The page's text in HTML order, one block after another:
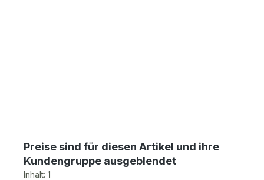
Preise sind für diesen Artikel und ihre
Kundengruppe ausgeblendet
Inhalt: 1